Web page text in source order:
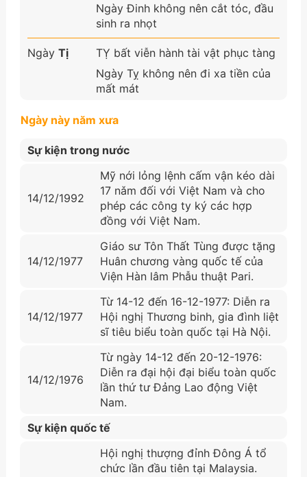
Ngày Đinh không nên cắt tóc, đầu
sinh ra nhọt
Ngày Tị
TỴ bất viễn hành tài vật phục tàng
Ngày Tỵ không nên đi xa tiền của
mất mát
Ngày này năm xưa
Sự kiện trong nước
14/12/1992
Mỹ nới lỏng lệnh cấm vận kéo dài
17 nǎm đối với Việt Nam và cho
phép các công ty ký các hợp
đồng với Việt Nam.
14/12/1977
Giáo sư Tôn Thất Tùng được tặng
Huân chương vàng quốc tế của
Viện Hàn lâm Phẫu thuật Pari.
14/12/1977
Từ 14-12 đến 16-12-1977: Diễn ra
Hội nghị Thương binh, gia đình liệt
sĩ tiêu biểu toàn quốc tại Hà Nội.
14/12/1976
Từ ngày 14-12 đến 20-12-1976:
Diễn ra đại hội đại biểu toàn quốc
lần thứ tư Đảng Lao động Việt
Nam.
Sự kiện quốc tế
Hội nghị thượng đỉnh Đông Á tổ
chức lần đầu tiên tại Malaysia.